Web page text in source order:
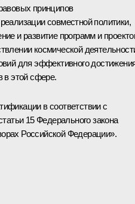
принципов
совместной политики,
и развитие программ и
космической
для эффективного
в этой сфере.
в соответствии c
15 Федерального закона
Российской Федерации».